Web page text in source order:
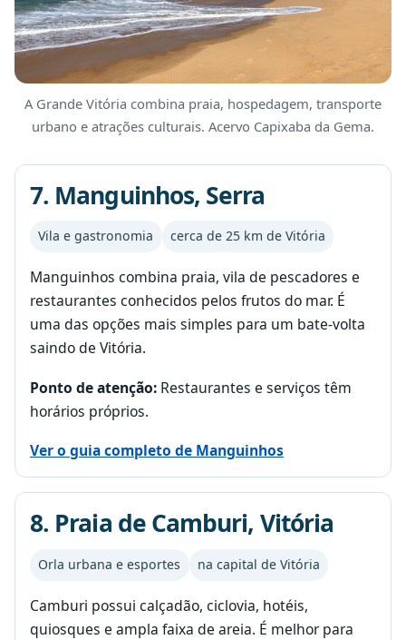
A Grande Vitória combina praia, hospedagem, transporte
urbano e atrações culturais. Acervo Capixaba da Gema.
7. Manguinhos, Serra
Vila e gastronomia cerca de 25 km de Vitória
Manguinhos combina praia, vila de pescadores e
restaurantes conhecidos pelos frutos do mar. É
uma das opções mais simples para um bate-volta
saindo de Vitória.
Ponto de atenção: Restaurantes e serviços têm
horários próprios.
Ver o guia completo de Manguinhos
8. Praia de Camburi, Vitória
Orla urbana e esportes na capital de Vitória
Camburi possui calçadão, ciclovia, hotéis,
quiosques e ampla faixa de areia. É melhor para